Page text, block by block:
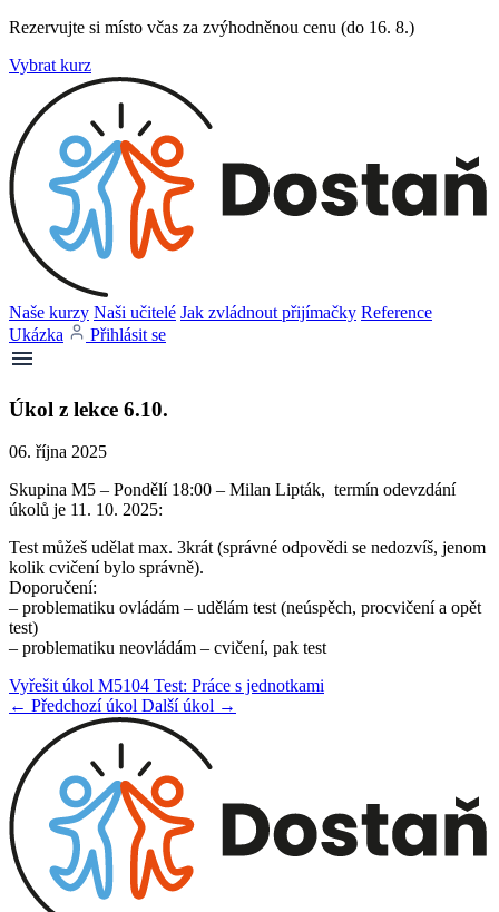
Rezervujte si místo včas za zvýhodněnou cenu (do 16. 8.)
Vybrat kurz
Naše kurzy Naši učitelé Jak zvládnout přijímačky Reference
Ukázka
Přihlásit se
Úkol z lekce 6.10.
06. října 2025
Skupina M5 – Pondělí 18:00 – Milan Lipták, termín odevzdání
úkolů je 11. 10. 2025:
Test můžeš udělat max. 3krát (správné odpovědi se nedozvíš, jenom
kolik cvičení bylo správně).
Doporučení:
– problematiku ovládám – udělám test (neúspěch, procvičení a opět
test)
– problematiku neovládám – cvičení, pak test
Vyřešit úkol M5104 Test: Práce s jednotkami
← Předchozí úkol Další úkol →